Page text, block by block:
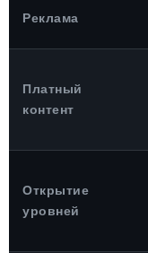
Реклама
Платный
контент
Открытие
уровней